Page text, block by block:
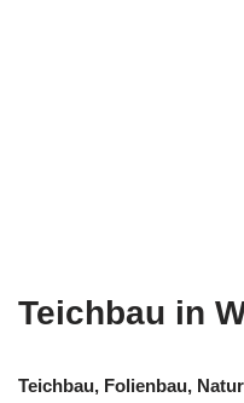
Teichbau in
Teichbau, Folienbau,